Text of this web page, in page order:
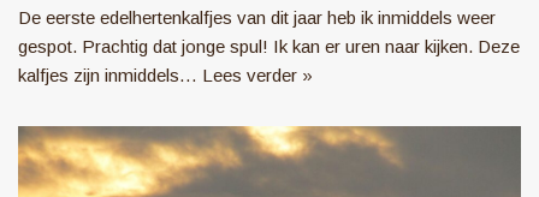
De eerste edelhertenkalfjes van dit jaar heb ik inmiddels weer
gespot. Prachtig dat jonge spul! Ik kan er uren naar kijken. Deze
kalfjes zijn inmiddels… Lees verder »